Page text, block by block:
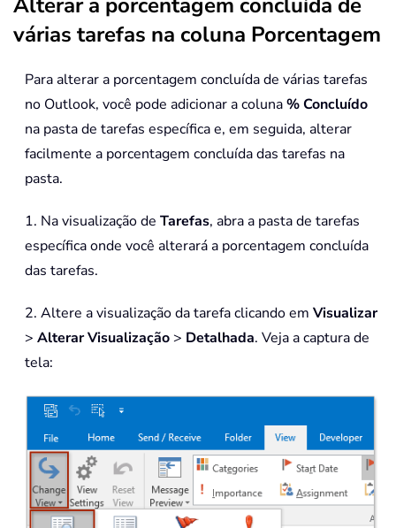
várias tarefas na coluna Porcentagem
Para alterar a porcentagem concluída de várias tarefas
no Outlook, você pode adicionar a coluna% Concluído
na pasta de tarefas específica e, em seguida, alterar
facilmente a porcentagem concluída das tarefas na
pasta.
1. Na visualização de Tarefas, abra a pasta de tarefas
específica onde você alterará a porcentagem concluída
das tarefas.
2. Altere a visualização da tarefa clicando em Visualizar
> Alterar Visualização > Detalhada. Veja a captura de
tela: